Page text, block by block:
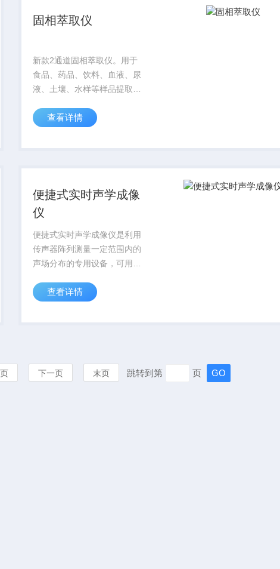
固相萃取仪
新款2通道固相萃取仪。用于
食品、药品、饮料、血液、尿
液、土壤、水样等样品提取液
尤其适合于小体积液体样品中
液相色谱或质谱仪器的样品前
查看详情
便捷式实时声学成像
仪
便捷式实时声学成像仪是利用
传声器阵列测量一定范围内的
声场分布的专用设备，可用于
度的状态，并彩色云图方式显
像测量。检测仪不仅具备传统
查看详情
下一页 末页 跳转到第 页